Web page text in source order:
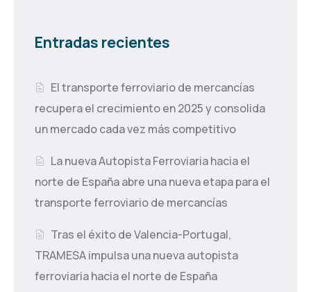
Entradas recientes
El transporte ferroviario de mercancías
recupera el crecimiento en 2025 y consolida
un mercado cada vez más competitivo
La nueva Autopista Ferroviaria hacia el
norte de España abre una nueva etapa para el
transporte ferroviario de mercancías
Tras el éxito de Valencia-Portugal,
TRAMESA impulsa una nueva autopista
ferroviaria hacia el norte de España